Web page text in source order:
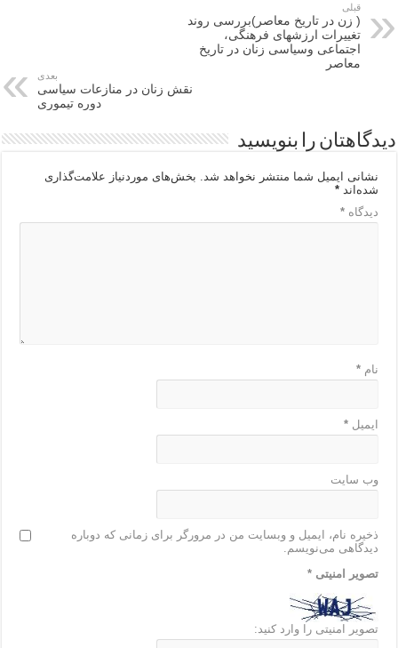
قبلی
( زن در تاریخ معاصر)بررسی روند
تغییرات ارزشهای فرهنگی،
اجتماعی وسیاسی زنان در تاریخ
معاصر
بعدی
نقش زنان در منازعات سیاسی
دوره تیموری
دیدگاهتان را بنویسید
نشانی ایمیل شما منتشر نخواهد شد.
بخش‌های موردنیاز علامت‌گذاری
شده‌اند*
دیدگاه*
نام*
ایمیل*
وب‌ سایت
ذخیره نام، ایمیل و وبسایت من در مرورگر برای زمانی که دوباره
دیدگاهی می‌نویسم.
تصویر امنیتی*
تصویر امنیتی را وارد کنید: